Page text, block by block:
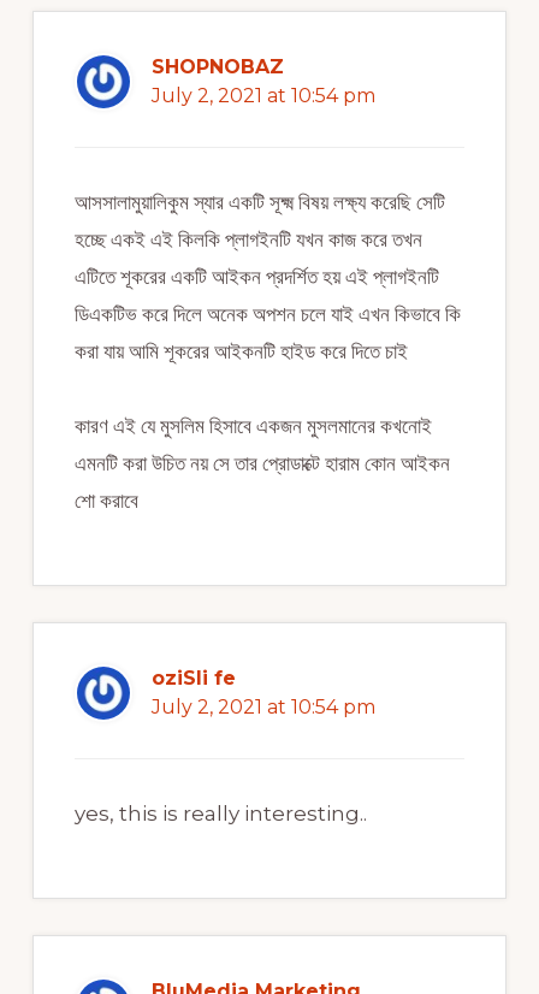
SHOPNOBAZ
July 2, 2021 at 10:54 pm
আসসালামুয়ালিকুম স্যার একটি সূক্ষ্ম বিষয় লক্ষ্য করেছি সেটি
হচ্ছে একই এই কিলকি প্লাগইনটি যখন কাজ করে তখন
এটিতে শূকরের একটি আইকন প্রদর্শিত হয় এই প্লাগইনটি
ডিএকটিভ করে দিলে অনেক অপশন চলে যাই এখন কিভাবে কি
করা যায় আমি শূকরের আইকনটি হাইড করে দিতে চাই
কারণ এই যে মুসলিম হিসাবে একজন মুসলমানের কখনোই
এমনটি করা উচিত নয় সে তার প্রোডাক্টে হারাম কোন আইকন
শো করাবে
oziSli fe
July 2, 2021 at 10:54 pm
yes, this is really interesting..